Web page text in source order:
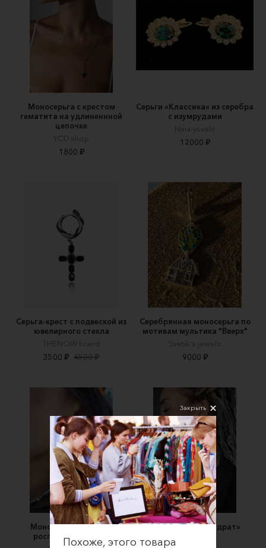
Моносерьга с крестом
гематита на удлиненнной
цепочке
YCD.shop
1800 ₽
Серьги «Классика» из серебра
с изумрудами
Nina-yuvelir
12000 ₽
Серьга-крест с подвеской из
ювелирного стекла
THENOW.brand
3500 ₽ 4500 ₽
Серебрянная моносерьга по
мотивам мультика "Вверх"
Svetik's jewels
9000 ₽
Моносерьга с ручной
росписью "Сердце"
Моно серьга «квадрат»
Закрыть
Похоже, этого товара